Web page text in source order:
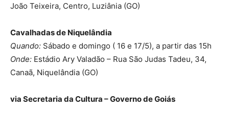
João Teixeira, Centro, Luziânia (GO)
Cavalhadas de Niquelândia
Quando: Sábado e domingo ( 16 e 17/5), a partir das 15h
Onde: Estádio Ary Valadão – Rua São Judas Tadeu, 34,
Canaã, Niquelândia (GO)
via Secretaria da Cultura – Governo de Goiás